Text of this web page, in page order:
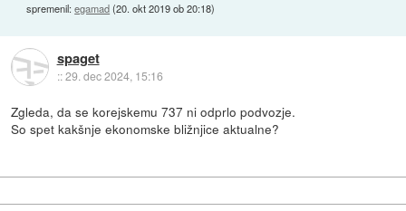
spremenil:egamad(20. okt 2019 ob 20:18)
spaget
::29. dec 2024, 15:16
Zgleda, da se korejskemu 737 ni odprlo podvozje.
So spet kakšnje ekonomske bližnjice aktualne?